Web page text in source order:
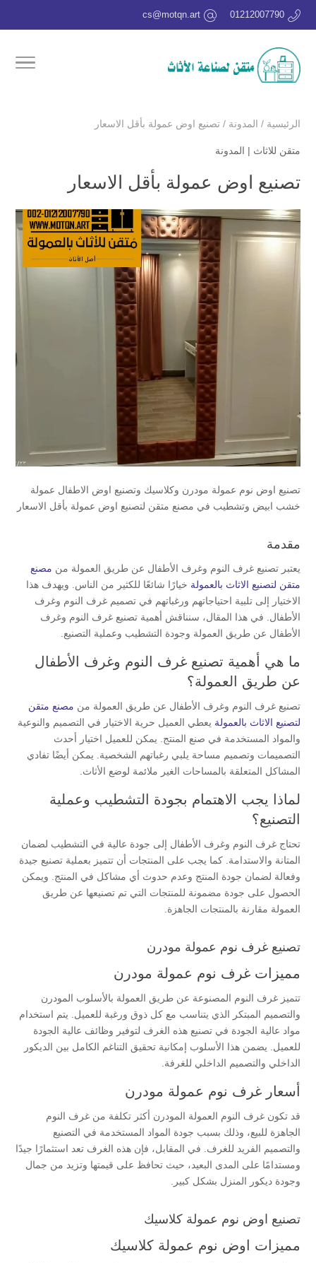
01212007790
cs@motqn.art
الرئيسية / المدونة / تصنيع اوض عمولة بأقل الاسعار
متقن للاثاث | المدونة
تصنيع اوض عمولة بأقل الاسعار
تصنيع اوض نوم عمولة مودرن وكلاسيك وتصنيع اوض الاطفال عمولة
خشب ابيض وتشطيب في مصنع متقن لتصنيع اوض عمولة بأقل الاسعار
مقدمة
يعتبر تصنيع غرف النوم وغرف الأطفال عن طريق العمولة من مصنع
متقن لتصنيع الاثاث بالعمولة خيارًا شائعًا للكثير من الناس. ويهدف هذا
الاختيار إلى تلبية احتياجاتهم ورغباتهم في تصميم غرف النوم وغرف
الأطفال. في هذا المقال، سنناقش أهمية تصنيع غرف النوم وغرف
الأطفال عن طريق العمولة وجودة التشطيب وعملية التصنيع.
ما هي أهمية تصنيع غرف النوم وغرف الأطفال
عن طريق العمولة؟
تصنيع غرف النوم وغرف الأطفال عن طريق العمولة من مصنع متقن
لتصنيع الاثاث بالعمولة يعطي العميل حرية الاختيار في التصميم والنوعية
والمواد المستخدمة في صنع المنتج. يمكن للعميل اختيار أحدث
التصميمات وتصميم مساحة يلبي رغباتهم الشخصية. يمكن أيضًا تفادي
المشاكل المتعلقة بالمساحات الغير ملائمة لوضع الأثاث.
لماذا يجب الاهتمام بجودة التشطيب وعملية
التصنيع؟
تحتاج غرف النوم وغرف الأطفال إلى جودة عالية في التشطيب لضمان
المتانة والاستدامة. كما يجب على المنتجات أن تتميز بعملية تصنيع جيدة
وفعالة لضمان جودة المنتج وعدم حدوث أي مشاكل في المنتج. ويمكن
الحصول على جودة مضمونة للمنتجات التي تم تصنيعها عن طريق
العمولة مقارنة بالمنتجات الجاهزة.
تصنيع غرف نوم عمولة مودرن
مميزات غرف نوم عمولة مودرن
تتميز غرف النوم المصنوعة عن طريق العمولة بالأسلوب المودرن
والتصميم المبتكر الذي يتناسب مع كل ذوق ورغبة للعميل. يتم استخدام
مواد عالية الجودة في تصنيع هذه الغرف لتوفير وظائف عالية الجودة
للعميل. يضمن هذا الأسلوب إمكانية تحقيق التناغم الكامل بين الديكور
الداخلي والتصميم الداخلي للغرفة.
أسعار غرف نوم عمولة مودرن
قد تكون غرف النوم العمولة المودرن أكثر تكلفة من غرف النوم
الجاهزة للبيع، وذلك بسبب جودة المواد المستخدمة في التصنيع
والتصميم الفريد للغرف. في المقابل، فإن هذه الغرف تعد استثمارًا جيدًا
ومستدامًا على المدى البعيد، حيث تحافظ على قيمتها وتزيد من جمال
وجودة ديكور المنزل بشكل كبير.
تصنيع اوض نوم عمولة كلاسيك
مميزات اوض نوم عمولة كلاسيك